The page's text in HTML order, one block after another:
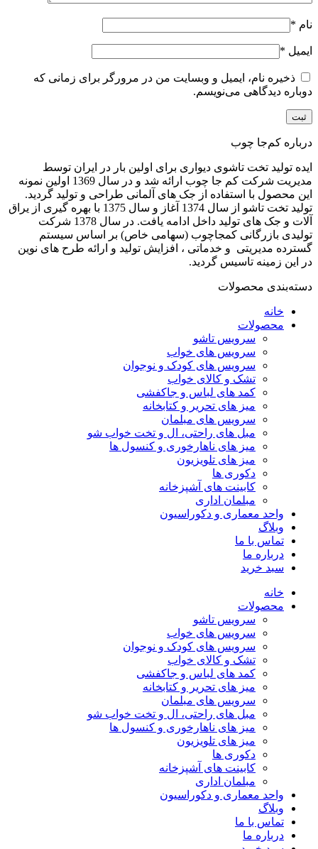
نام *
ایمیل *
ذخیره نام، ایمیل و وبسایت من در مرورگر برای زمانی که
دوباره دیدگاهی می‌نویسم.
درباره کم‌جا چوب
ایده تولید تخت تاشوی دیواری برای اولین بار در ایران توسط
مدیریت شرکت کم جا چوب ارائه شد و در سال 1369 اولین نمونه
این محصول با استفاده از جک های آلمانی طراحی و تولید گردید.
تولید تخت تاشو از سال 1374 آغاز و سال 1375 با بهره گیری از یراق
آلات و جک های تولید داخل ادامه یافت. در سال 1378 شرکت
تولیدی بازرگانی کمجاچوب (سهامی خاص) بر اساس سیستم
گسترده مدیریتی و خدماتی ، افزایش تولید و ارائه طرح های نوین
در این زمینه تاسیس گردید.
دسته‌بندی محصولات
خانه
محصولات
سرویس تاشو
سرویس های خواب
سرویس های کودک و نوجوان
تشک و کالای خواب
کمد های لباس و جاکفشی
میز های تحریر و کتابخانه
سرویس های مبلمان
مبل های راحتی، ال و تخت خواب شو
میز های ناهارخوری و کنسول ها
میز های تلویزیون
دکوری ها
کابینت های آشپزخانه
مبلمان اداری
واحد معماری و دکوراسیون
وبلاگ
تماس با ما
درباره ما
سبد خرید
خانه
محصولات
سرویس تاشو
سرویس های خواب
سرویس های کودک و نوجوان
تشک و کالای خواب
کمد های لباس و جاکفشی
میز های تحریر و کتابخانه
سرویس های مبلمان
مبل های راحتی، ال و تخت خواب شو
میز های ناهارخوری و کنسول ها
میز های تلویزیون
دکوری ها
کابینت های آشپزخانه
مبلمان اداری
واحد معماری و دکوراسیون
وبلاگ
تماس با ما
درباره ما